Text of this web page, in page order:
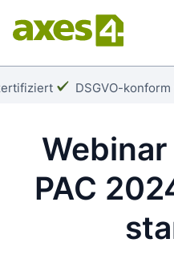
Zum
Hauptinhalt
Häkchen:
DSGVO-konform
PAC